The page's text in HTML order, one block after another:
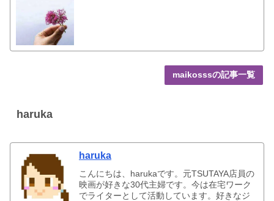
maikosssの記事一覧
haruka
haruka
こんにちは、harukaです。元TSUTAYA店員の
映画が好きな30代主婦です。今は在宅ワーク
でライターとして活動しています。好きなジ